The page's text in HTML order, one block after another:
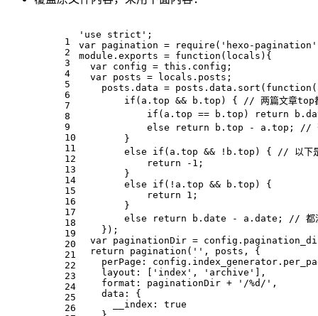
1
2
3
4
5
6
7
8
9
10
11
12
13
14
15
16
17
18
19
20
21
22
23
24
25
26
'use strict' ;
var pagination = require ( 'hexo-pagination'
module . exports = function ( locals ){
var config = this . config ;
var posts = locals. posts ;
    posts.
data = posts. data . sort ( function (
if (a. top && b. top ) {
// 两篇文章top
if (a. top == b. top ) return b.
else
return b. top - a. top ;
//
        }
else
if (a. top && !b. top ) {
// 以下
return - 1 ;
        }
else
if (!a. top && b. top ) {
return
1 ;
        }
else
return b. date - a. date ;
// 都
    });
var paginationDir = config.
return
pagination ( '' , posts, {
perPage : config. index_generator .
layout : [ 'index' , 'archive' ],
format : paginationDir + '/%d/' ,
data : {
__index : true